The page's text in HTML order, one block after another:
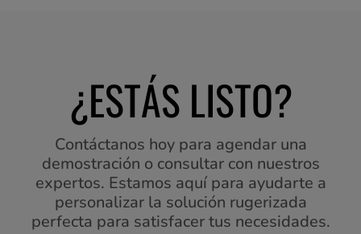
¿ESTÁS LISTO?
Contáctanos hoy para agendar una
demostración o consultar con nuestros
expertos. Estamos aquí para ayudarte a
personalizar la solución rugerizada
perfecta para satisfacer tus necesidades.